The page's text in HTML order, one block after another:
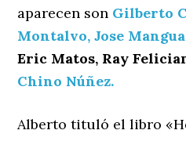
aparecen son Gilberto
Montalvo, Jose
Eric Matos, Ray
Chino Núñez.
Alberto tituló el libro